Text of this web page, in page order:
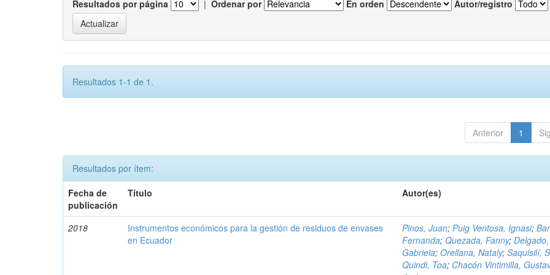
Resultados por página | Ordenar por En orden Autor/registro
Resultados 1-1 de 1.
Anterior 1
Resultados por ítem:
Fecha de
publicación
Título Autor(es)
2018
Instrumentos económicos para la gestión de residuos de envases
en Ecuador
Pinos, Juan;Puig Ventosa, Ignasi;
Fernanda;Quezada, Fanny;Delgado,
Gabriela;Orellana, Nataly;Saquisilí,
Quindi, Toa; Chacón Vintimilla,